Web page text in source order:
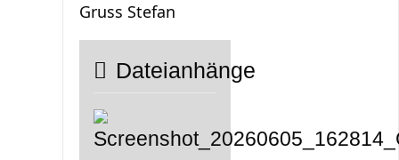
Gruss Stefan
Dateianhänge